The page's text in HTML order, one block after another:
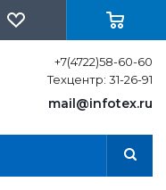
+7(4722)58-60-60
Техцентр: 31-26-91
mail@infotex.ru